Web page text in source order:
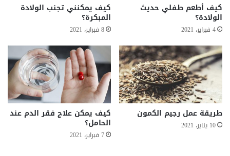
كيف أطعم طفلي حديث
الولادة؟
4 فبراير، 2021
كيف يمكنني تجنب الولادة
المبكرة؟
8 فبراير، 2021
طريقة عمل رجيم الكمون
10 يناير، 2021
كيف يمكن علاج فقر الدم عند
الحامل؟
7 فبراير، 2021